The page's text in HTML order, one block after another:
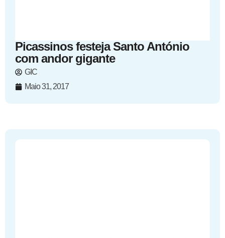
Picassinos festeja Santo António
com andor gigante
GIC
Maio 31, 2017